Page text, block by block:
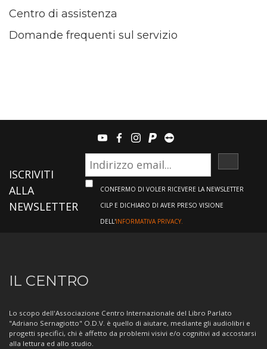
Centro di assistenza
Domande frequenti sul servizio
youtubefacebook
instagram
paypalteamviewer
ISCRIVITI
ALLA
NEWSLETTER
CONFERMO DI VOLER RICEVERE LA NEWSLETTER
CILP E DICHIARO DI AVER PRESO VISIONE
DELL'INFORMATIVA PRIVACY.
Informazioni
sul
Centro
IL CENTRO
Lo scopo dell'Associazione Centro Internazionale del Libro Parlato
"Adriano Sernagiotto" O.D.V. è quello di aiutare, mediante gli audiolibri e
progetti specifici, chi è affetto da problemi visivi e/o cognitivi ad accostarsi
alla lettura ed allo studio.